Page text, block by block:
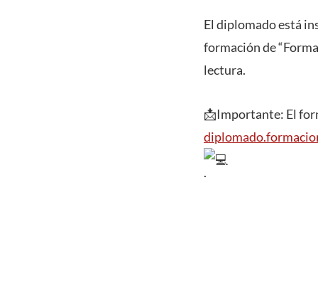
El diplomado está
formación de
lectura.
📩Importante: El
.